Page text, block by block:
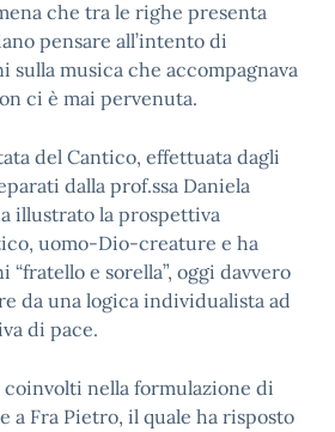
che tra le righe presenta
pensare all’intento di
musica che accompagnava
ci è mai pervenuta.
del Cantico, effettuata dagli
dalla prof.ssa Daniela
illustrato la prospettiva
uomo-Dio-creature e ha
e sorella”, oggi davvero
da una logica individualista ad
di pace.
nella formulazione di
a Fra Pietro, il quale ha risposto